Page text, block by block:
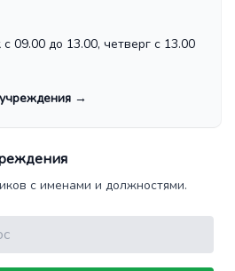
с 09.00 до 13.00, четверг с 13.00
→
с именами и должностями.